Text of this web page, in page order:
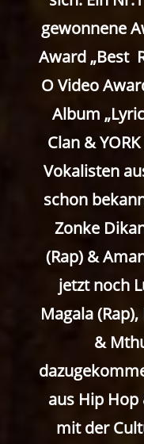
gewonnene
Award „Best
O Video
Album
Clan &
Vokalisten
schon
Zonke
(Rap) &
jetzt noch
Magala
&
aus Hip
mit der